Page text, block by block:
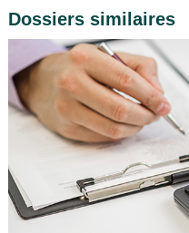
Dossiers similaires